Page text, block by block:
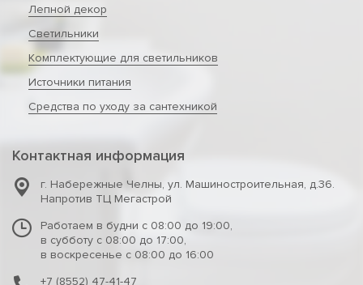
Лепной декор
Светильники
Комплектующие для светильников
Источники питания
Средства по уходу за сантехникой
Контактная информация
г. Набережные Челны, ул. Машиностроительная, д.36.
Напротив ТЦ Мегастрой
Работаем в будни с 08:00 до 19:00,
в субботу с 08:00 до 17:00,
в воскресенье с 08:00 до 16:00
+7 (8552) 47-41-47